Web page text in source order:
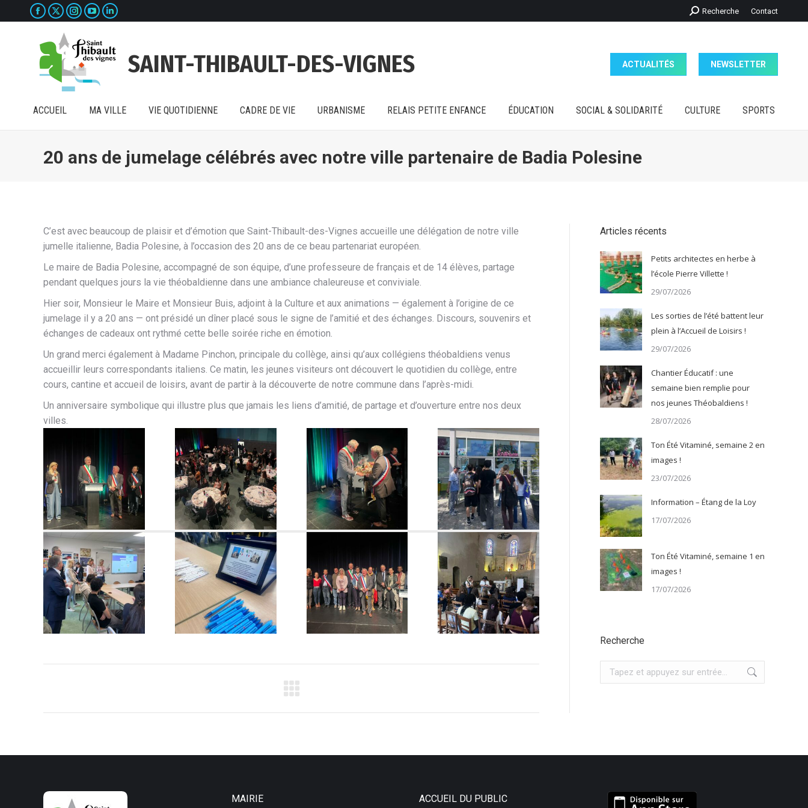
La
Facebook
s'ouvre
dans
nouvelle
La
page
X
s'ouvre
dans
nouvelle
La
Instagram
s'ouvre
dans
nouvelle
La
YouTube
s'ouvre
dans
nouvelle
La
LinkedIn
s'ouvre
nouvelle
Recherche
:
Recherche Contact
SAINT-THIBAULT-DES-VIGNES ACTUALITÉS NEWSLETTER
ACCUEIL MA VILLE VIE QUOTIDIENNE CADRE DE VIE URBANISME RELAIS PETITE ENFANCE ÉDUCATION SOCIAL & SOLIDARITÉ CULTURE SPORTS
20 ans de jumelage célébrés avec notre ville partenaire de Badia Polesine
C’est avec beaucoup de plaisir et d’émotion que Saint-Thibault-des-Vignes accueille une délégation de notre ville
jumelle italienne, Badia Polesine, à l’occasion des 20 ans de ce beau partenariat européen.
Le maire de Badia Polesine, accompagné de son équipe, d’une professeure de français et de 14 élèves, partage
pendant quelques jours la vie théobaldienne dans une ambiance chaleureuse et conviviale.
Hier soir, Monsieur le Maire et Monsieur Buis, adjoint à la Culture et aux animations — également à l’origine de ce
jumelage il y a 20 ans — ont présidé un dîner placé sous le signe de l’amitié et des échanges. Discours, souvenirs et
échanges de cadeaux ont rythmé cette belle soirée riche en émotion.
Un grand merci également à Madame Pinchon, principale du collège, ainsi qu’aux collégiens théobaldiens venus
accueillir leurs correspondants italiens. Ce matin, les jeunes visiteurs ont découvert le quotidien du collège, entre
cours, cantine et accueil de loisirs, avant de partir à la découverte de notre commune dans l’après-midi.
Un anniversaire symbolique qui illustre plus que jamais les liens d’amitié, de partage et d’ouverture entre nos deux
villes.
Articles récents
Petits architectes en herbe à
l’école Pierre Villette !
29/07/2026
Les sorties de l’été battent leur
plein à l’Accueil de Loisirs !
29/07/2026
Chantier Éducatif : une
semaine bien remplie pour
nos jeunes Théobaldiens !
28/07/2026
Ton Été Vitaminé, semaine 2 en
images !
23/07/2026
Information – Étang de la Loy
17/07/2026
Ton Été Vitaminé, semaine 1 en
images !
17/07/2026
Recherche
Recherche
:
MAIRIE ACCUEIL DU PUBLIC
ACCUEIL MA VILLE VIE QUOTIDIENNE CADRE DE VIE URBANISME RELAIS PETITE ENFANCE ÉDUCATION SOCIAL & SOLIDARITÉ CULTURE SPORTS